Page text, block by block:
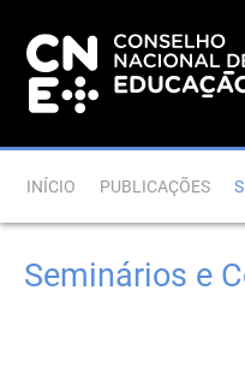
INÍCIO PUBLICAÇÕES
Seminários e